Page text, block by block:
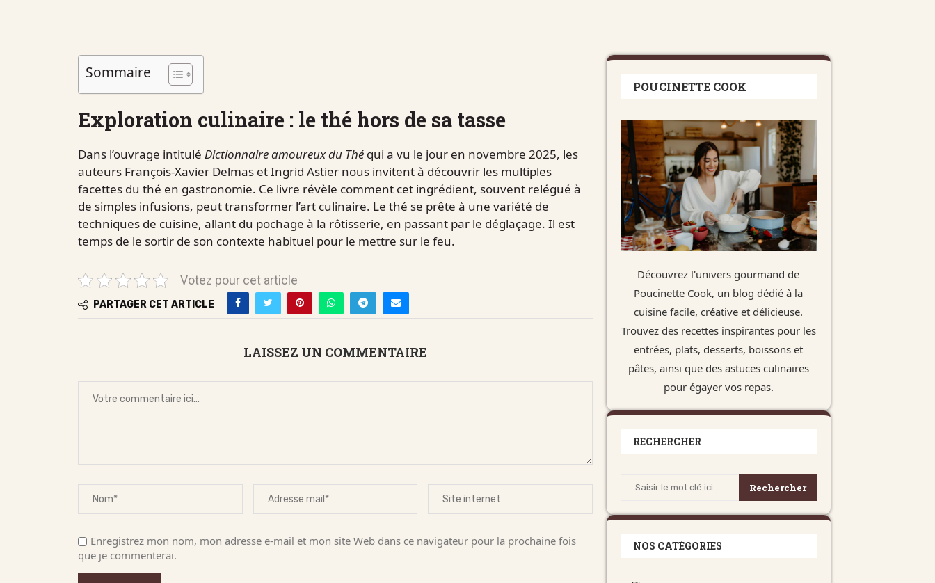
Sommaire
Exploration culinaire : le thé hors de sa tasse
Dans l’ouvrage intitulé Dictionnaire amoureux du Thé qui a vu le jour en novembre 2025, les
auteurs François-Xavier Delmas et Ingrid Astier nous invitent à découvrir les multiples
facettes du thé en gastronomie. Ce livre révèle comment cet ingrédient, souvent relégué à
de simples infusions, peut transformer l’art culinaire. Le thé se prête à une variété de
techniques de cuisine, allant du pochage à la rôtisserie, en passant par le déglaçage. Il est
temps de le sortir de son contexte habituel pour le mettre sur le feu.
Votez pour cet article
PARTAGER CET ARTICLE
LAISSEZ UN COMMENTAIRE
Enregistrez mon nom, mon adresse e-mail et mon site Web dans ce navigateur pour la prochaine fois
que je commenterai.
POUCINETTE COOK
Découvrez l'univers gourmand de
Poucinette Cook, un blog dédié à la
cuisine facile, créative et délicieuse.
Trouvez des recettes inspirantes pour les
entrées, plats, desserts, boissons et
pâtes, ainsi que des astuces culinaires
pour égayer vos repas.
RECHERCHER
Rechercher
NOS CATÉGORIES